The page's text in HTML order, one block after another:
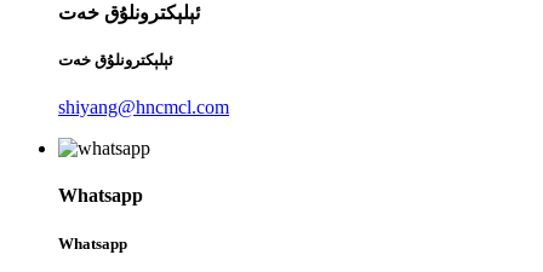
ئېلېكترونلۇق خەت
ئېلېكترونلۇق خەت
shiyang@hncmcl.com
Whatsapp
Whatsapp